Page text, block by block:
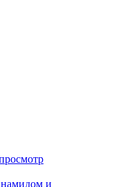
и